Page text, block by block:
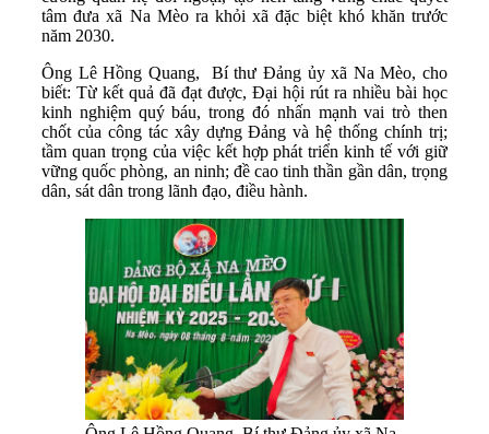
tâm đưa xã Na Mèo ra khỏi xã đặc biệt khó khăn trước
năm 2030.
Ông Lê Hồng Quang, Bí thư Đảng ủy xã Na Mèo, cho
biết: Từ kết quả đã đạt được, Đại hội rút ra nhiều bài học
kinh nghiệm quý báu, trong đó nhấn mạnh vai trò then
chốt của công tác xây dựng Đảng và hệ thống chính trị;
tầm quan trọng của việc kết hợp phát triển kinh tế với giữ
vững quốc phòng, an ninh; đề cao tinh thần gần dân, trọng
dân, sát dân trong lãnh đạo, điều hành.